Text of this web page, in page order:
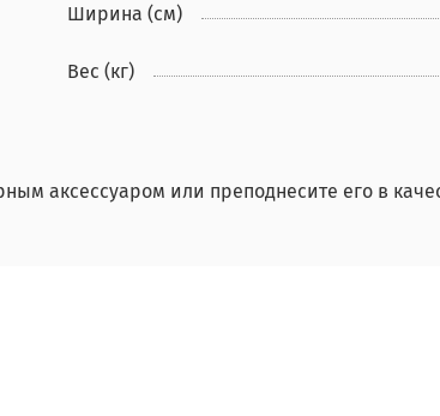
Ширина (см)
Вес (кг)
аксессуаром или преподнесите его в